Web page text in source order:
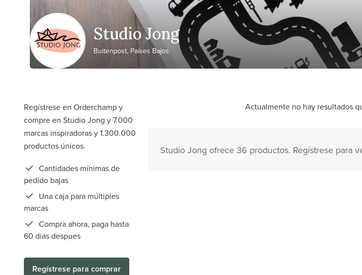
Studio Jong
Buitenpost, Países Bajos
Regístrese en Orderchamp y
compre en Studio Jong y 7.000
marcas inspiradoras y 1.300.000
productos únicos.
Cantidades mínimas de
pedido bajas
Una caja para múltiples
marcas
Compra ahora, paga hasta
60 dias despues
Regístrese para comprar
Actualmente no hay resultados
Studio Jong ofrece 36 productos. Regístrese para